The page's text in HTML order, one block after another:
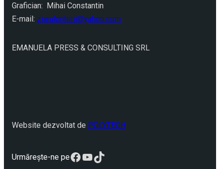
Grafician: Mihai Constantin
E-mail: ziarulcriterii@yahoo.com
EMANUELA PRESS & CONSULTING SRL
Website dezvoltat de POLYTECH
Urmărește-ne peFacebook
YouTube
TikTok